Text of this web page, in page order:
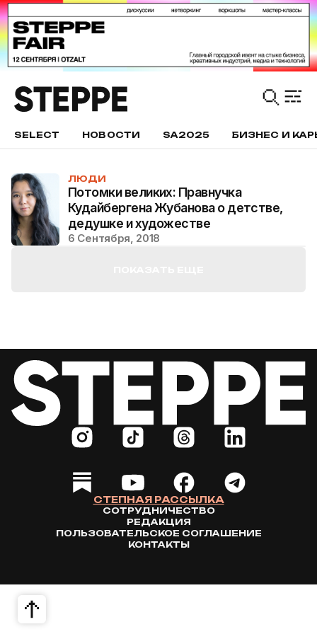
SELECT НОВОСТИ SA2025 БИЗНЕС И
ЛЮДИ
Потомки великих: Правнучка
Кудайбергена Жубанова о детстве,
дедушке и художестве
6 Сентября, 2018
СТЕПНАЯ РАССЫЛКА
СОТРУДНИЧЕСТВО
РЕДАКЦИЯ
ПОЛЬЗОВАТЕЛЬСКОЕ СОГЛАШЕНИЕ
КОНТАКТЫ